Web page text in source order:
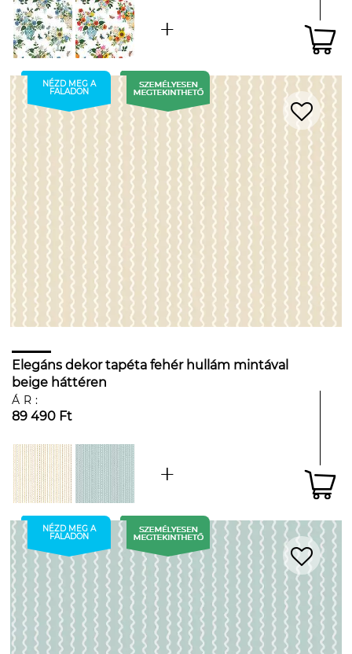
NÉZD MEG A
FALADON
Elegáns dekor tapéta fehér hullám mintával
beige háttéren
ÁR:
89 490 Ft
NÉZD MEG A
FALADON